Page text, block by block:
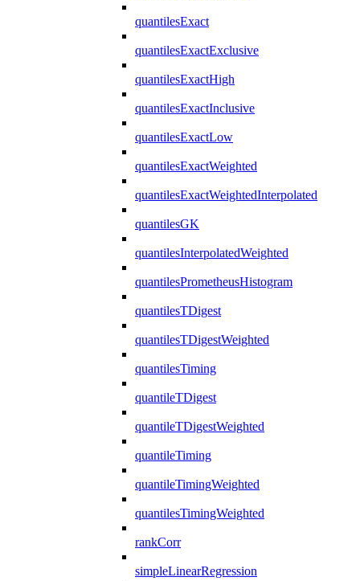
quantilesExact
quantilesExactExclusive
quantilesExactHigh
quantilesExactInclusive
quantilesExactLow
quantilesExactWeighted
quantilesExactWeightedInterpolated
quantilesGK
quantilesInterpolatedWeighted
quantilesPrometheusHistogram
quantilesTDigest
quantilesTDigestWeighted
quantilesTiming
quantileTDigest
quantileTDigestWeighted
quantileTiming
quantileTimingWeighted
quantilesTimingWeighted
rankCorr
simpleLinearRegression